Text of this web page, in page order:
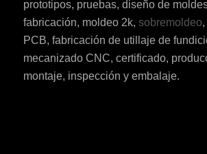
prototipos, pruebas, diseño de
fabricación, moldeo 2k, sobremoldeo
PCB, fabricación de utillaje de
mecanizado CNC, certificado,
montaje, inspección y embalaje.